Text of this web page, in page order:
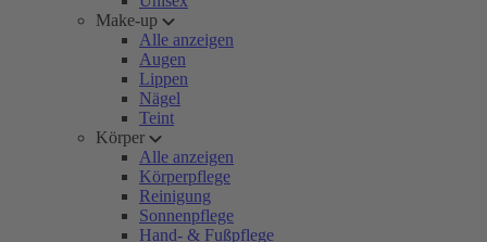
Make-up
Alle anzeigen
Augen
Lippen
Nägel
Teint
Körper
Alle anzeigen
Körperpflege
Reinigung
Sonnenpflege
Hand- & Fußpflege